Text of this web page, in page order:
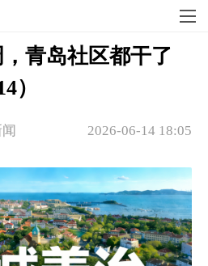
青岛社区都干了
）
2026-06-14 18:05